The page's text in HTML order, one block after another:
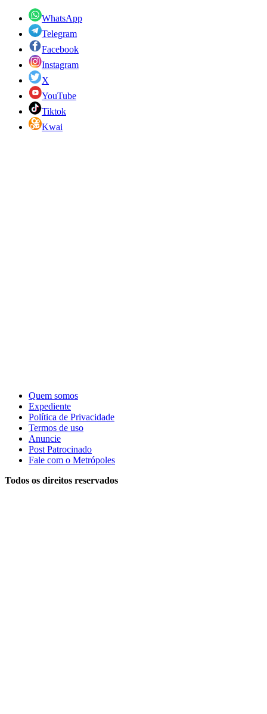
WhatsApp
Telegram
Facebook
Instagram
X
YouTube
Tiktok
Kwai
Quem somos
Expediente
Política de Privacidade
Termos de uso
Anuncie
Post Patrocinado
Fale com o Metrópoles
Todos os direitos reservados